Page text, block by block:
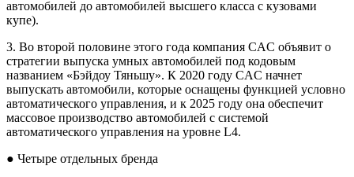
автомобилей до автомобилей высшего класса с кузовами
купе).
3. Во второй половине этого года компания CAC объявит о
стратегии выпуска умных автомобилей под кодовым
названием «Бэйдоу Тяньшу». К 2020 году CAC начнет
выпускать автомобили, которые оснащены функцией условно
автоматического управления, и к 2025 году она обеспечит
массовое производство автомобилей с системой
автоматического управления на уровне L4.
● Четыре отдельных бренда